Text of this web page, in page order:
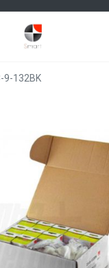
9-132BK